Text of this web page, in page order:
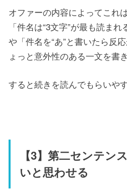
オファーの内容によってこれ
「件名は“3文字”が最も読ま
や「件名を“あ”と書いたら反
ょっと意外性のある一文を書
すると続きを読んでもらいや
【3】第二センテン
いと思わせる